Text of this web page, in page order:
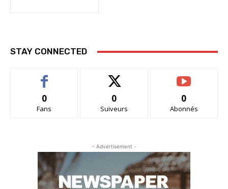
STAY CONNECTED
0
Fans
0
Suiveurs
0
Abonnés
- Advertisement -